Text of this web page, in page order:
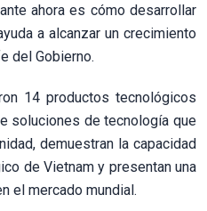
ahora es cómo desarrollar
a alcanzar un crecimiento
del Gobierno.
14 productos tecnológicos
soluciones de tecnología que
demuestran la capacidad
de Vietnam y presentan una
el mercado mundial.